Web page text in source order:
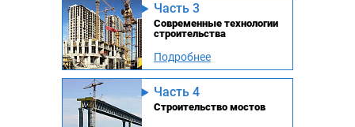
Часть 3
Современные технологии
строительства
Подробнее
Часть 4
Строительство мостов